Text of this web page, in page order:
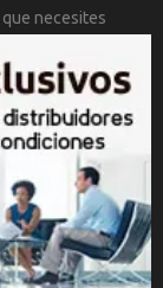
necesites